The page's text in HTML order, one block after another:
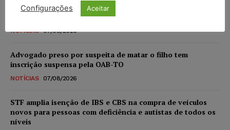
sexual infantil gerado por IA circularem em suas
NOTÍCIAS 07/08/2026
Advogado preso por suspeita de matar o filho tem
inscrição suspensa pela OAB-TO
NOTÍCIAS 07/08/2026
STF amplia isenção de IBS e CBS na compra de veículos
novos para pessoas com deficiência e autistas de todos os
níveis
Configurações Aceitar